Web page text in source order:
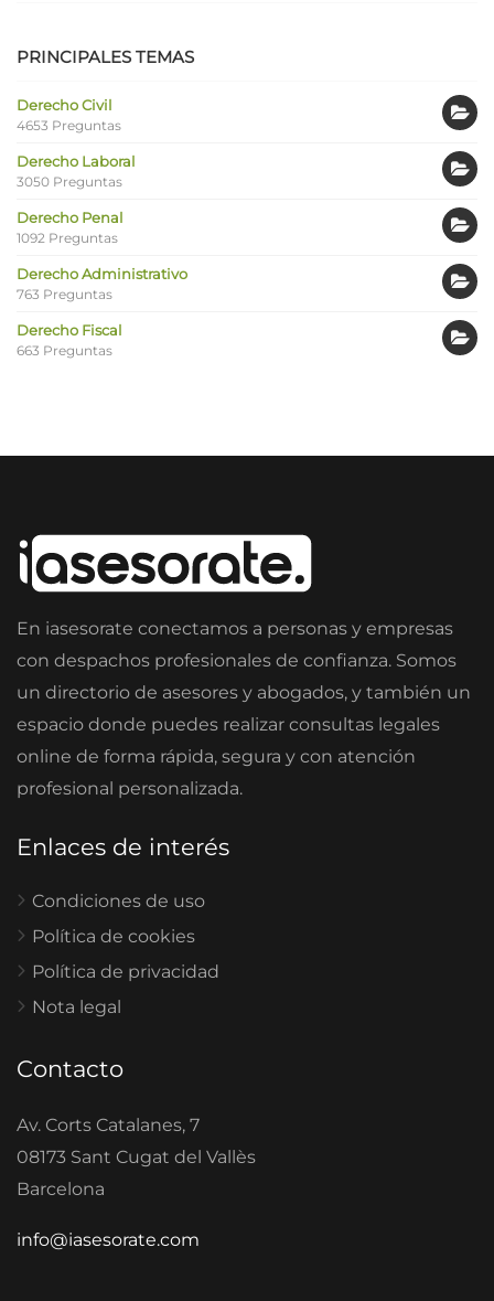
PRINCIPALES TEMAS
Derecho Civil
4653 Preguntas
Derecho Laboral
3050 Preguntas
Derecho Penal
1092 Preguntas
Derecho Administrativo
763 Preguntas
Derecho Fiscal
663 Preguntas
En iasesorate conectamos a personas y empresas
con despachos profesionales de confianza. Somos
un directorio de asesores y abogados, y también un
espacio donde puedes realizar consultas legales
online de forma rápida, segura y con atención
profesional personalizada.
Enlaces de interés
Condiciones de uso
Política de cookies
Política de privacidad
Nota legal
Contacto
Av. Corts Catalanes, 7
08173 Sant Cugat del Vallès
Barcelona
info@iasesorate.com